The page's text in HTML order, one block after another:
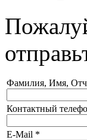
Фамилия, Имя,
Контактный
E-Mail *